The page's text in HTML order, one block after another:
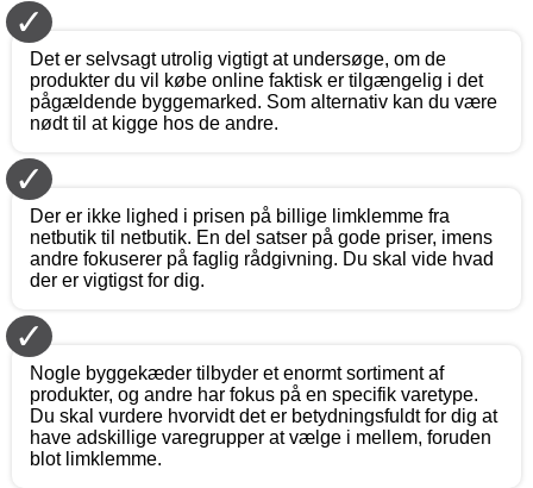
✓
Det er selvsagt utrolig vigtigt at undersøge, om de
produkter du vil købe online faktisk er tilgængelig i det
pågældende byggemarked. Som alternativ kan du være
nødt til at kigge hos de andre.
✓
Der er ikke lighed i prisen på billige limklemme fra
netbutik til netbutik. En del satser på gode priser, imens
andre fokuserer på faglig rådgivning. Du skal vide hvad
der er vigtigst for dig.
✓
Nogle byggekæder tilbyder et enormt sortiment af
produkter, og andre har fokus på en specifik varetype.
Du skal vurdere hvorvidt det er betydningsfuldt for dig at
have adskillige varegrupper at vælge i mellem, foruden
blot limklemme.